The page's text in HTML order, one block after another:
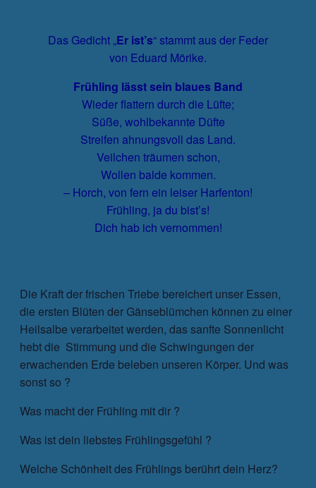
Das Gedicht „Er ist’s“ stammt aus der Feder
von Eduard Mörike.
Frühling lässt sein blaues Band
Wieder flattern durch die Lüfte;
Süße, wohlbekannte Düfte
Streifen ahnungsvoll das Land.
Veilchen träumen schon,
Wollen balde kommen.
– Horch, von fern ein leiser Harfenton!
Frühling, ja du bist’s!
Dich hab ich vernommen!
Die Kraft der frischen Triebe bereichert unser Essen,
die ersten Blüten der Gänseblümchen können zu einer
Heilsalbe verarbeitet werden, das sanfte Sonnenlicht
hebt die Stimmung und die Schwingungen der
erwachenden Erde beleben unseren Körper. Und was
sonst so ?
Was macht der Frühling mit dir ?
Was ist dein liebstes Frühlingsgefühl ?
Welche Schönheit des Frühlings berührt dein Herz?